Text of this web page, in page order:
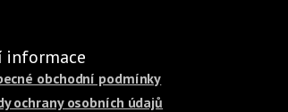
informace
obchodní podmínky
ochrany osobních údajů